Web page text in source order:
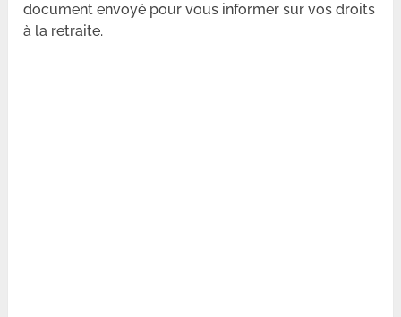
document envoyé pour vous informer sur vos droits
à la retraite.